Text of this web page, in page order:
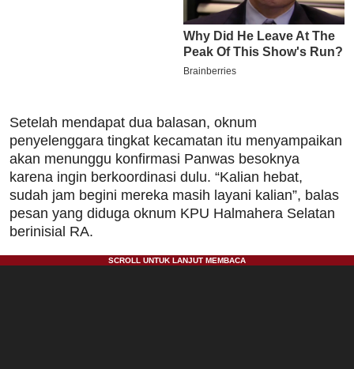
Setelah mendapat dua balasan, oknum
penyelenggara tingkat kecamatan itu menyampaikan
akan menunggu konfirmasi Panwas besoknya
karena ingin berkoordinasi dulu. “Kalian hebat,
sudah jam begini mereka masih layani kalian”, balas
pesan yang diduga oknum KPU Halmahera Selatan
berinisial RA.